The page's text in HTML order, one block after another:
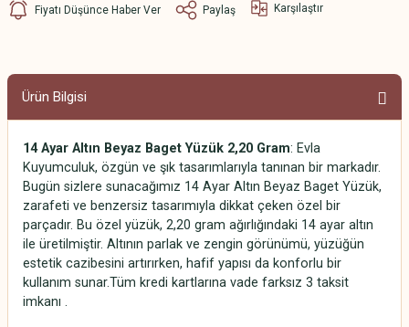
Fiyatı Düşünce Haber Ver Paylaş Karşılaştır
Ürün Bilgisi
14 Ayar Altın Beyaz Baget Yüzük 2,20 Gram: Evla
Kuyumculuk, özgün ve şık tasarımlarıyla tanınan bir markadır.
Bugün sizlere sunacağımız 14 Ayar Altın Beyaz Baget Yüzük,
zarafeti ve benzersiz tasarımıyla dikkat çeken özel bir
parçadır. Bu özel yüzük, 2,20 gram ağırlığındaki 14 ayar altın
ile üretilmiştir. Altının parlak ve zengin görünümü, yüzüğün
estetik cazibesini artırırken, hafif yapısı da konforlu bir
kullanım sunar.Tüm kredi kartlarına vade farksız 3 taksit
imkanı .